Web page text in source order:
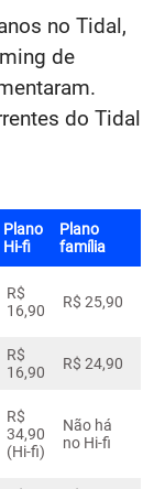
no Tidal,
de
do Tidal
Plano
Hi-fi
Plano
família
R$
16,90
R$ 25,90
R$
16,90
R$ 24,90
R$
34,90
(Hi-fi)
Não há
no Hi-fi